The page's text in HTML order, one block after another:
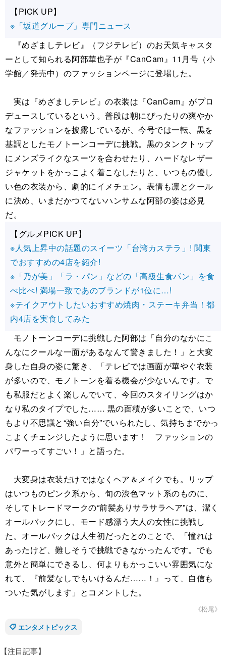
【PICK UP】
※「坂道グループ」専門ニュース
『めざましテレビ』（フジテレビ）のお天気キャスタ
ーとして知られる阿部華也子が『CanCam』11月号（小
学館／発売中）のファッションページに登場した。
実は『めざましテレビ』の衣装は『CanCam』がプロ
デュースしているという。普段は朝にぴったりの爽やか
なファッションを披露しているが、今号では一転、黒を
基調としたモノトーンコーデに挑戦。黒のタンクトップ
にメンズライクなスーツを合わせたり、ハードなレザー
ジャケットをかっこよく着こなしたりと、いつもの優し
い色の衣装から、劇的にイメチェン。表情も凛とクール
に決め、いまだかつてないハンサムな阿部の姿は必見
だ。
【グルメPICK UP】
※人気上昇中の話題のスイーツ「台湾カステラ」! 関東
でおすすめの4店を紹介!
※「乃が美」「ラ・パン」などの「高級生食パン」を食
べ比べ! 満場一致であのブランドが1位に…!
※テイクアウトしたいおすすめ焼肉・ステーキ弁当！都
内4店を実食してみた
モノトーンコーデに挑戦した阿部は「自分のなかにこ
んなにクールな一面があるなんて驚きました！」と大変
身した自身の姿に驚き、「テレビでは画面が華やぐ衣装
が多いので、モノトーンを着る機会が少ないんです。で
も私服だとよく楽しんでいて、今回のスタイリングはか
なり私のタイプでした…… 黒の面積が多いことで、いつ
もより不思議と“強い自分”でいられたし、気持ちまでかっ
こよくチェンジしたように思います！ ファッションの
パワーってすごい！」と語った。
大変身は衣装だけではなくヘア＆メイクでも。リップ
はいつものピンク系から、旬の渋色マット系のものに、
そしてトレードマークの“前髪ありサラサラヘア”は、潔く
オールバックにし、モード感漂う大人の女性に挑戦し
た。オールバックは人生初だったとのことで、「憧れは
あったけど、難しそうで挑戦できなかったんです。でも
意外と簡単にできるし、何よりもかっこいい雰囲気にな
れて、『前髪なしでもいけるんだ……！』って、自信も
ついた気がします」とコメントした。
《松尾》
エンタメトピックス
【注目記事】